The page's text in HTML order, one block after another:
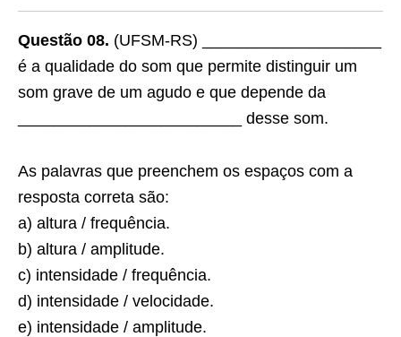
Questão 08. (UFSM-RS) ____________________
é a qualidade do som que permite distinguir um
som grave de um agudo e que depende da
_________________________ desse som.
As palavras que preenchem os espaços com a
resposta correta são:
a) altura / frequência.
b) altura / amplitude.
c) intensidade / frequência.
d) intensidade / velocidade.
e) intensidade / amplitude.